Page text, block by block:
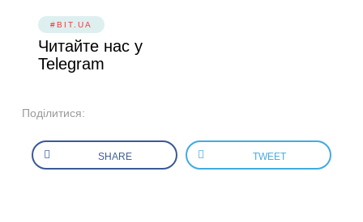
#BIT.UA
Читайте нас у
Telegram
Поділитися:
SHARE TWEET